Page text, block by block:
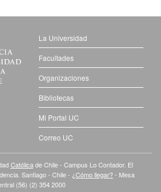
La Universidad
Facultades
Organizaciones
Bibliotecas
Mi Portal UC
Correo UC
Católicade Chile - Campus Lo Contador. El
Santiago - Chile - ¿Cómo llegar?- Mesa
(56) (2) 354 2000